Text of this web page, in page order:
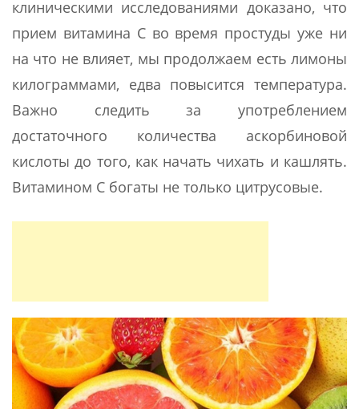
клиническими исследованиями доказано, что
прием витамина С во время простуды уже ни
на что не влияет, мы продолжаем есть лимоны
килограммами, едва повысится температура.
Важно следить за употреблением
достаточного количества аскорбиновой
кислоты до того, как начать чихать и кашлять.
Витамином С богаты не только цитрусовые.